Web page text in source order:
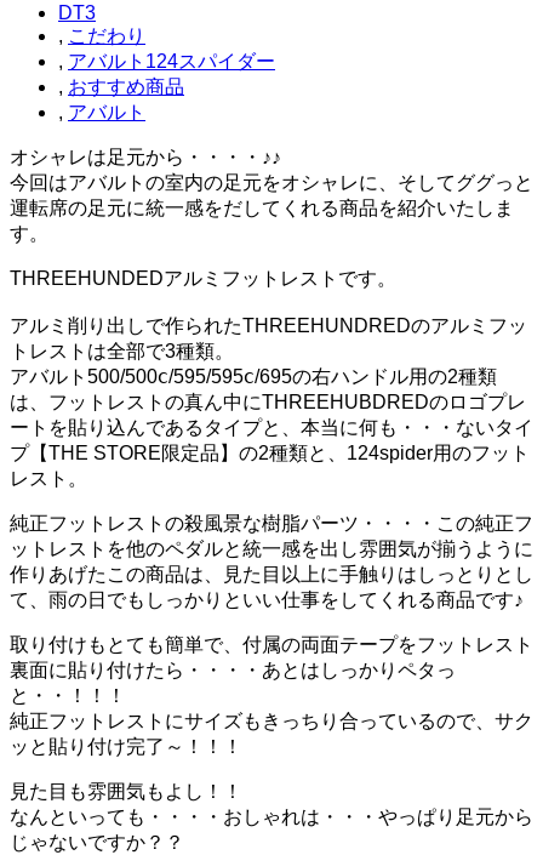
DT3
, こだわり
, アバルト124スパイダー
, おすすめ商品
, アバルト
オシャレは足元から・・・・♪♪
今回はアバルトの室内の足元をオシャレに、そしてググっと
運転席の足元に統一感をだしてくれる商品を紹介いたしま
す。
THREEHUNDEDアルミフットレストです。
アルミ削り出しで作られたTHREEHUNDREDのアルミフッ
トレストは全部で3種類。
アバルト500/500ⅽ/595/595ⅽ/695の右ハンドル用の2種類
は、フットレストの真ん中にTHREEHUBDREDのロゴプレ
ートを貼り込んであるタイプと、本当に何も・・・ないタイ
プ【THE STORE限定品】の2種類と、124spider用のフット
レスト。
純正フットレストの殺風景な樹脂パーツ・・・・この純正フ
ットレストを他のペダルと統一感を出し雰囲気が揃うように
作りあげたこの商品は、見た目以上に手触りはしっとりとし
て、雨の日でもしっかりといい仕事をしてくれる商品です♪
取り付けもとても簡単で、付属の両面テープをフットレスト
裏面に貼り付けたら・・・・あとはしっかりペタっ
と・・！！！
純正フットレストにサイズもきっちり合っているので、サク
ッと貼り付け完了～！！！
見た目も雰囲気もよし！！
なんといっても・・・・おしゃれは・・・やっぱり足元から
じゃないですか？？